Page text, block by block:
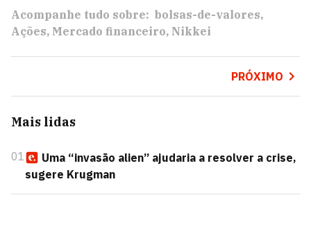
Acompanhe tudo sobre: bolsas-de-valores
Ações Mercado financeiro Nikkei
PRÓXIMO
Mais lidas
01
Uma “invasão alien” ajudaria a resolver a crise,
sugere Krugman